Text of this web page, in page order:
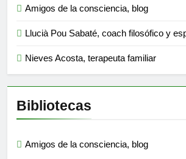
Amigos de la consciencia, blog
Llucià Pou Sabaté, coach filosófico y
Nieves Acosta, terapeuta familiar
Bibliotecas
Amigos de la consciencia, blog